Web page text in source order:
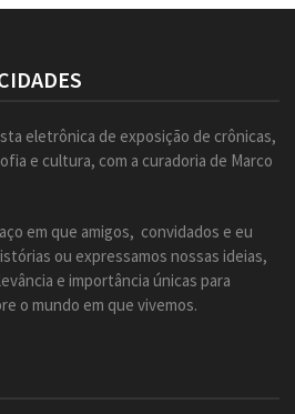
eletrônica de exposição de crônicas,
e cultura, com a curadoria de Marco
em que amigos, convidados e eu
ou expressamos nossas ideias,
e importância únicas para
o mundo em que vivemos.